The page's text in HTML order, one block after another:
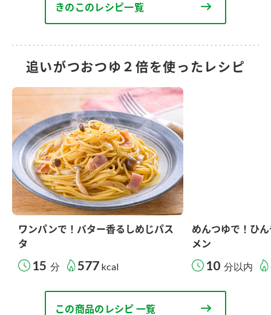
きのこのレシピ一覧
追いがつおつゆ２倍を使ったレシピ
ワンパンで！バター香るしめじパス
タ
15 分 577 kcal
めんつゆで！ひ
メン
10 分以内
この商品のレシピ 一覧